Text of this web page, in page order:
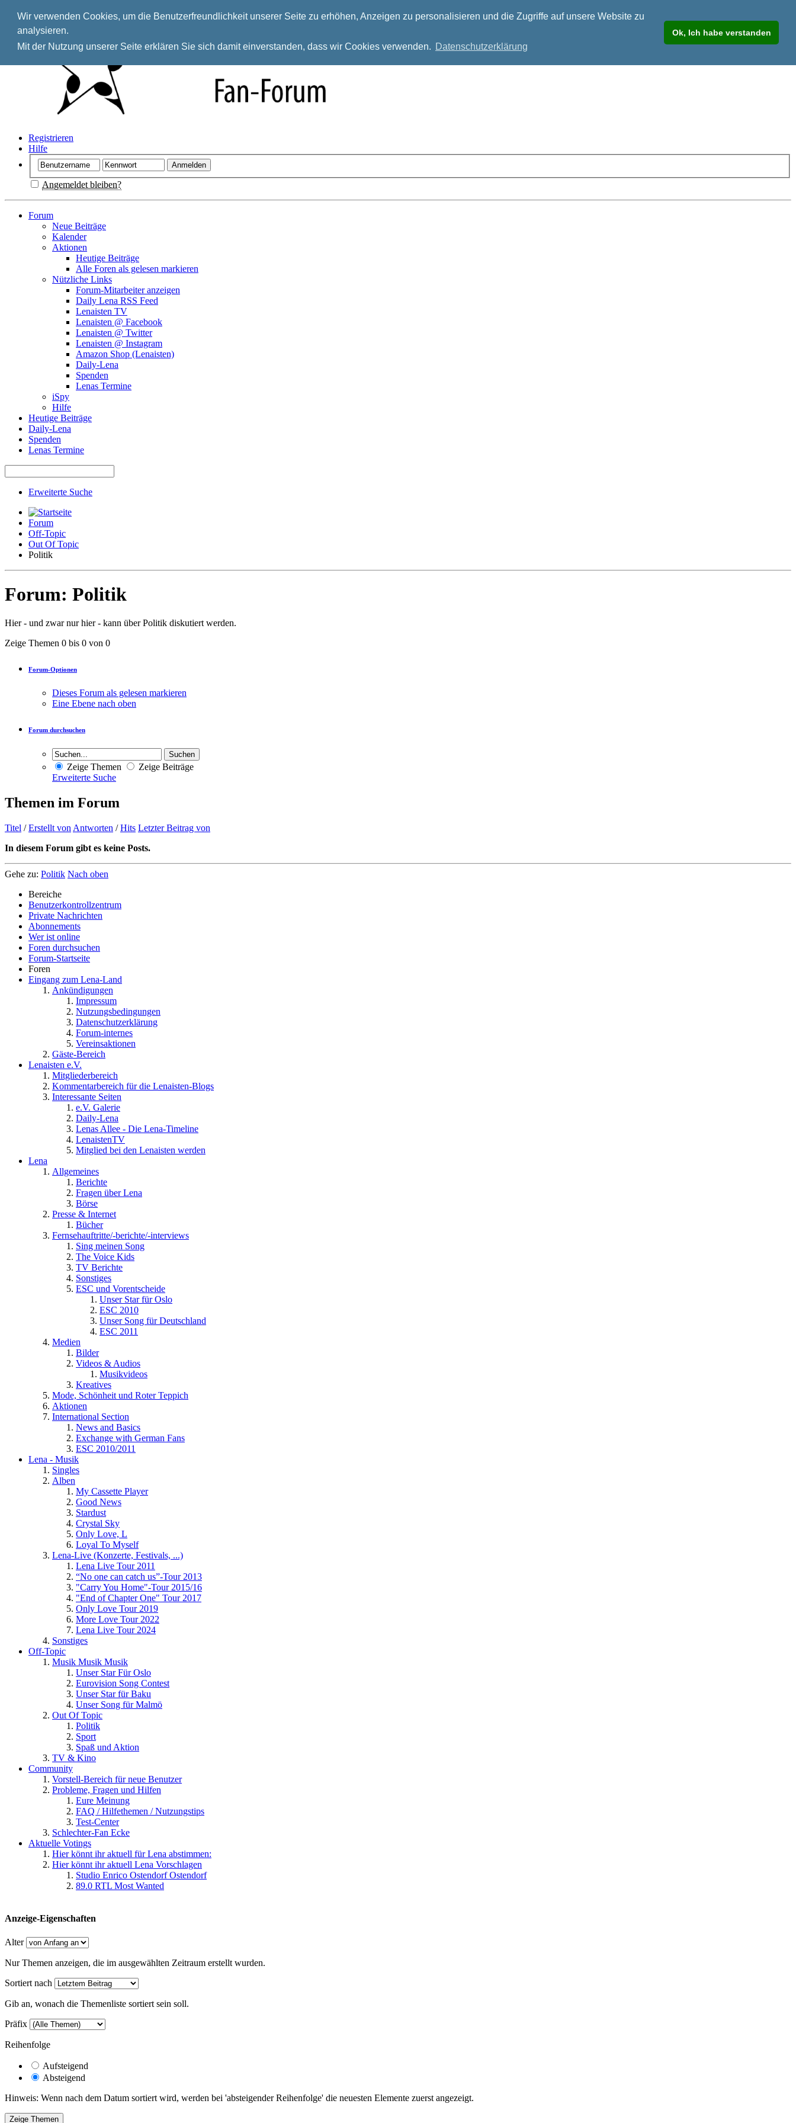
Wir verwenden Cookies, um die Benutzerfreundlichkeit unserer Seite zu erhöhen, Anzeigen zu personalisieren und die Zugriffe auf unsere Website zu
analysieren.
Mit der Nutzung unserer Seite erklären Sie sich damit einverstanden, dass wir Cookies verwenden. Datenschutzerklärung
Ok, Ich habe verstanden
Registrieren
Hilfe
Angemeldet bleiben?
Forum
Neue Beiträge
Kalender
Aktionen
Heutige Beiträge
Alle Foren als gelesen markieren
Nützliche Links
Forum-Mitarbeiter anzeigen
Daily Lena RSS Feed
Lenaisten TV
Lenaisten @ Facebook
Lenaisten @ Twitter
Lenaisten @ Instagram
Amazon Shop (Lenaisten)
Daily-Lena
Spenden
Lenas Termine
iSpy
Hilfe
Heutige Beiträge
Daily-Lena
Spenden
Lenas Termine
Erweiterte Suche
Forum
Off-Topic
Out Of Topic
Politik
Forum: Politik
Hier - und zwar nur hier - kann über Politik diskutiert werden.
Zeige Themen 0 bis 0 von 0
Forum-Optionen
Dieses Forum als gelesen markieren
Eine Ebene nach oben
Forum durchsuchen
Zeige Themen
Zeige Beiträge
Erweiterte Suche
Themen im Forum
Titel /Erstellt von Antworten /Hits Letzter Beitrag von
In diesem Forum gibt es keine Posts.
Gehe zu: Politik Nach oben
Bereiche
Benutzerkontrollzentrum
Private Nachrichten
Abonnements
Wer ist online
Foren durchsuchen
Forum-Startseite
Foren
Eingang zum Lena-Land
Ankündigungen
Impressum
Nutzungsbedingungen
Datenschutzerklärung
Forum-internes
Vereinsaktionen
Gäste-Bereich
Lenaisten e.V.
Mitgliederbereich
Kommentarbereich für die Lenaisten-Blogs
Interessante Seiten
e.V. Galerie
Daily-Lena
Lenas Allee - Die Lena-Timeline
LenaistenTV
Mitglied bei den Lenaisten werden
Lena
Allgemeines
Berichte
Fragen über Lena
Börse
Presse & Internet
Bücher
Fernsehauftritte/-berichte/-interviews
Sing meinen Song
The Voice Kids
TV Berichte
Sonstiges
ESC und Vorentscheide
Unser Star für Oslo
ESC 2010
Unser Song für Deutschland
ESC 2011
Medien
Bilder
Videos & Audios
Musikvideos
Kreatives
Mode, Schönheit und Roter Teppich
Aktionen
International Section
News and Basics
Exchange with German Fans
ESC 2010/2011
Lena - Musik
Singles
Alben
My Cassette Player
Good News
Stardust
Crystal Sky
Only Love, L
Loyal To Myself
Lena-Live (Konzerte, Festivals, ...)
Lena Live Tour 2011
“No one can catch us”-Tour 2013
"Carry You Home"-Tour 2015/16
"End of Chapter One" Tour 2017
Only Love Tour 2019
More Love Tour 2022
Lena Live Tour 2024
Sonstiges
Off-Topic
Musik Musik Musik
Unser Star Für Oslo
Eurovision Song Contest
Unser Star für Baku
Unser Song für Malmö
Out Of Topic
Politik
Sport
Spaß und Aktion
TV & Kino
Community
Vorstell-Bereich für neue Benutzer
Probleme, Fragen und Hilfen
Eure Meinung
FAQ / Hilfethemen / Nutzungstips
Test-Center
Schlechter-Fan Ecke
Aktuelle Votings
Hier könnt ihr aktuell für Lena abstimmen:
Hier könnt ihr aktuell Lena Vorschlagen
Studio Enrico Ostendorf Ostendorf
89.0 RTL Most Wanted
Anzeige-Eigenschaften
Alter
Nur Themen anzeigen, die im ausgewählten Zeitraum erstellt wurden.
Sortiert nach
Gib an, wonach die Themenliste sortiert sein soll.
Präfix
Reihenfolge
Aufsteigend
Absteigend
Hinweis: Wenn nach dem Datum sortiert wird, werden bei 'absteigender Reihenfolge' die neuesten Elemente zuerst angezeigt.